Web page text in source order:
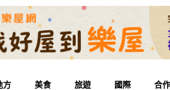
方 美食 旅遊 國際 合